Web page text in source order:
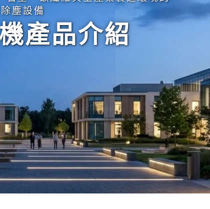
塵設備
產品介紹